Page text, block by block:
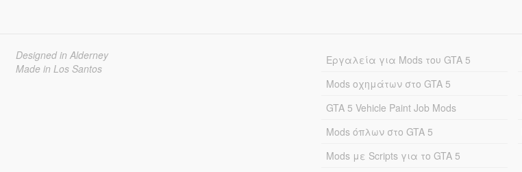
Designed in Alderney
Made in Los Santos
Εργαλεία για Mods του GTA 5
Mods οχημάτων στο GTA 5
GTA 5 Vehicle Paint Job Mods
Mods όπλων στο GTA 5
Mods με Scripts για το GTA 5